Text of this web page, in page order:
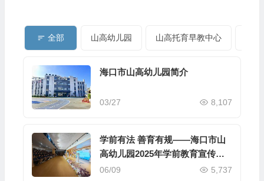
全部 山高幼儿园 山高托育早教中心
海口市山高幼儿园简介
03/27 8,107
学前有法 善育有规——海口市山
高幼儿园2025年学前教育宣传月
启动仪式暨《学前教育法》专题学
06/09 5,737